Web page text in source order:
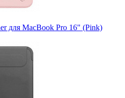
для MacBook Pro 16" (Pink)